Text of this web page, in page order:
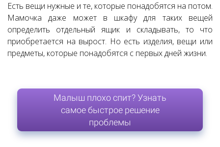
Есть вещи нужные и те, которые понадобятся на потом.
Мамочка даже может в шкафу для таких вещей
определить отдельный ящик и складывать, то что
приобретается на вырост. Но есть изделия, вещи или
предметы, которые понадобятся с первых дней жизни.
Малыш плохо спит? Узнать
самое быстрое решение
проблемы